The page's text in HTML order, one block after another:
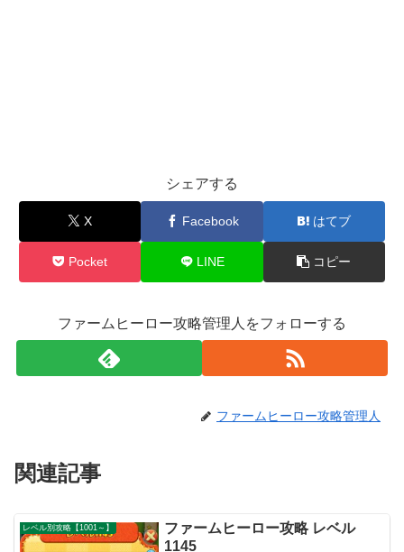
シェアする
X Facebook はてブ
Pocket LINE コピー
ファームヒーロー攻略管理人をフォローする
ファームヒーロー攻略管理人
関連記事
レベル別攻略【1001～】
ファームヒーロー攻略 レベル
1145